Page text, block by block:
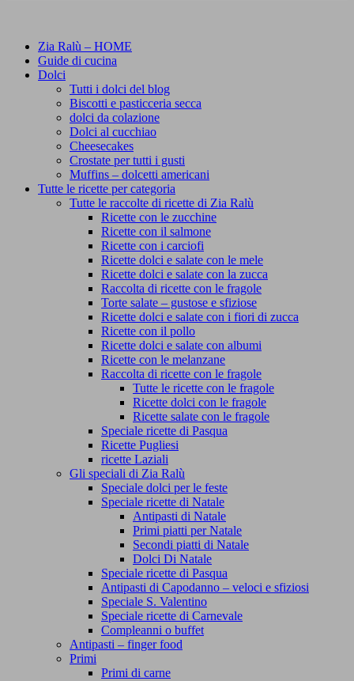
Zia Ralù – HOME
Guide di cucina
Dolci
Tutti i dolci del blog
Biscotti e pasticceria secca
dolci da colazione
Dolci al cucchiao
Cheesecakes
Crostate per tutti i gusti
Muffins – dolcetti americani
Tutte le ricette per categoria
Tutte le raccolte di ricette di Zia Ralù
Ricette con le zucchine
Ricette con il salmone
Ricette con i carciofi
Ricette dolci e salate con le mele
Ricette dolci e salate con la zucca
Raccolta di ricette con le fragole
Torte salate – gustose e sfiziose
Ricette dolci e salate con i fiori di zucca
Ricette con il pollo
Ricette dolci e salate con albumi
Ricette con le melanzane
Raccolta di ricette con le fragole
Tutte le ricette con le fragole
Ricette dolci con le fragole
Ricette salate con le fragole
Speciale ricette di Pasqua
Ricette Pugliesi
ricette Laziali
Gli speciali di Zia Ralù
Speciale dolci per le feste
Speciale ricette di Natale
Antipasti di Natale
Primi piatti per Natale
Secondi piatti di Natale
Dolci Di Natale
Speciale ricette di Pasqua
Antipasti di Capodanno – veloci e sfiziosi
Speciale S. Valentino
Speciale ricette di Carnevale
Compleanni o buffet
Antipasti – finger food
Primi
Primi di carne